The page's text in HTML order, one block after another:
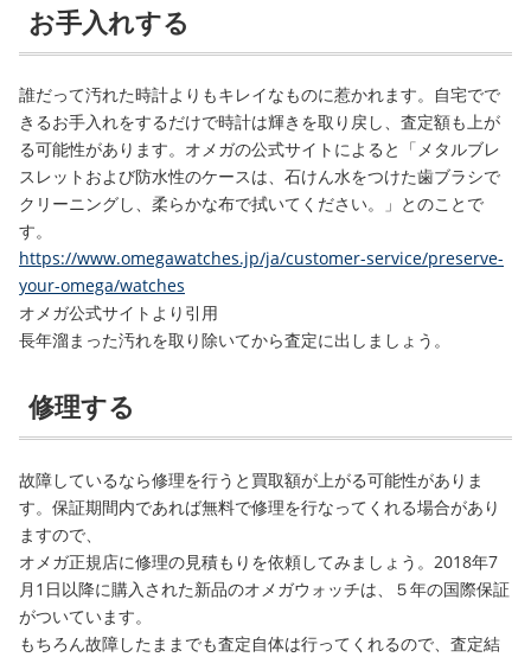
お手入れする
誰だって汚れた時計よりもキレイなものに惹かれます。自宅でで
きるお手入れをするだけで時計は輝きを取り戻し、査定額も上が
る可能性があります。オメガの公式サイトによると「メタルブレ
スレットおよび防水性のケースは、石けん水をつけた歯ブラシで
クリーニングし、柔らかな布で拭いてください。」とのことで
す。
https://www.omegawatches.jp/ja/customer-service/preserve-
your-omega/watches
オメガ公式サイトより引用
長年溜まった汚れを取り除いてから査定に出しましょう。
修理する
故障しているなら修理を行うと買取額が上がる可能性がありま
す。保証期間内であれば無料で修理を行なってくれる場合があり
ますので、
オメガ正規店に修理の見積もりを依頼してみましょう。2018年7
月1日以降に購入された新品のオメガウォッチは、５年の国際保証
がついています。
もちろん故障したままでも査定自体は行ってくれるので、査定結